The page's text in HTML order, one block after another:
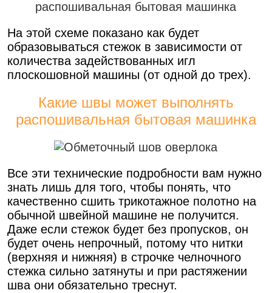
На этой схеме показано как будет
образовываться стежок в зависимости от
количества задействованных игл
плоскошовной машины (от одной до трех).
Какие швы может выполнять
распошивальная бытовая машинка
Все эти технические подробности вам нужно
знать лишь для того, чтобы понять, что
качественно сшить трикотажное полотно на
обычной швейной машине не получится.
Даже если стежок будет без пропусков, он
будет очень непрочный, потому что нитки
(верхняя и нижняя) в строчке челночного
стежка сильно затянуты и при растяжении
шва они обязательно треснут.